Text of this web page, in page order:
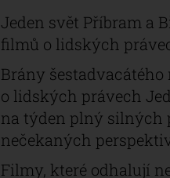
Jeden svět Příbram a
filmů o lidských
Brány
o lidských právech
na týden plný silných
nečekaných
Filmy, které odhalují